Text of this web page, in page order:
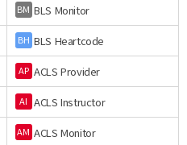
BM BLS Monitor
BH BLS Heartcode
AP ACLS Provider
AI ACLS Instructor
AM ACLS Monitor